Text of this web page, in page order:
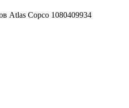
Atlas Copco 1080409934